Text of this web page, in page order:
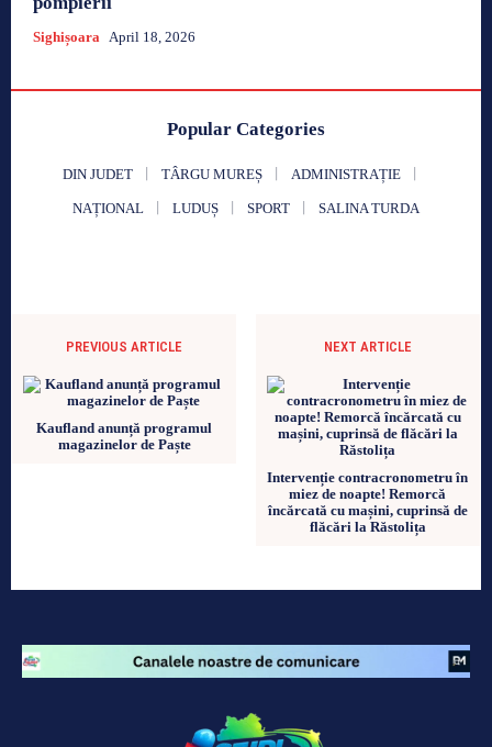
Sighișoara April 18, 2026
Popular Categories
DIN JUDET TÂRGU MUREȘ ADMINISTRAȚIE
NAȚIONAL LUDUȘ SPORT SALINA TURDA
PREVIOUS ARTICLE
Kaufland anunță programul
magazinelor de Paște
NEXT ARTICLE
Intervenție contracronometru în
miez de noapte! Remorcă
încărcată cu mașini, cuprinsă de
flăcări la Răstolița